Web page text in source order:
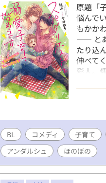
様で、
ますの
2022/5/
に、そ
の1人
ずれ別
2022/9/
て、
ある
本日
を頂い
す。
原題「
悩んで
もかか
—— と
たり込
伸べて
彩人。
は、
ながら
か。
い。
ホスト
◇第8回
ノベル
BL コメディ 子育て
アンダルシュ
ほのぼの